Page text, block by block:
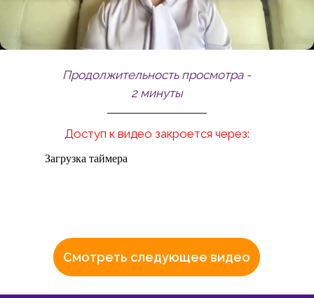
Продолжительность просмотра -
2 минуты
Доступ к видео закроется через:
Смотреть следующее видео
Загрузка таймера